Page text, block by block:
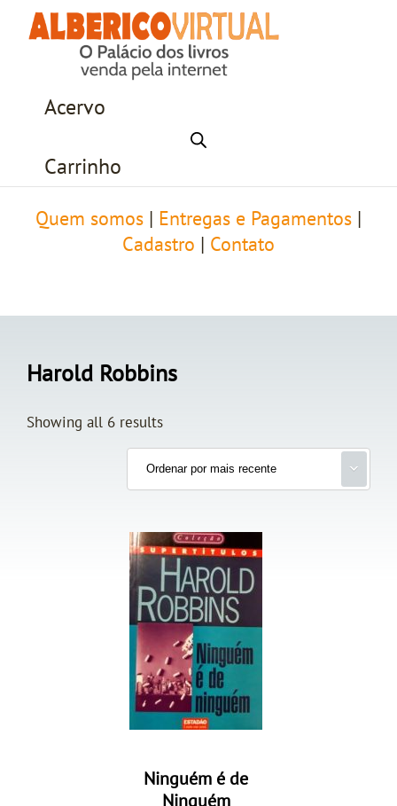
Acervo
Carrinho
Quem somos Entregas e Pagamentos
Cadastro
Contato
Harold Robbins
Showing all 6 results
Ninguém é de
Ninguém